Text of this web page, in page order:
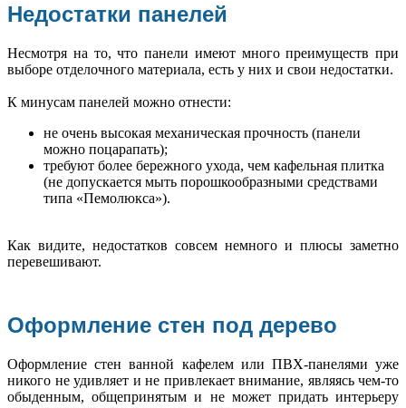
Недостатки панелей
Несмотря на то, что панели имеют много преимуществ при
выборе отделочного материала, есть у них и свои недостатки.
К минусам панелей можно отнести:
не очень высокая механическая прочность (панели
можно поцарапать);
требуют более бережного ухода, чем кафельная плитка
(не допускается мыть порошкообразными средствами
типа «Пемолюкса»).
Как видите, недостатков совсем немного и плюсы заметно
перевешивают.
Оформление стен под дерево
Оформление стен ванной кафелем или ПВХ-панелями уже
никого не удивляет и не привлекает внимание, являясь чем-то
обыденным, общепринятым и не может придать интерьеру